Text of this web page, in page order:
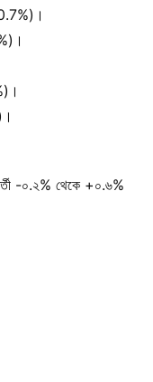
-০.২% থেকে +০.৬%